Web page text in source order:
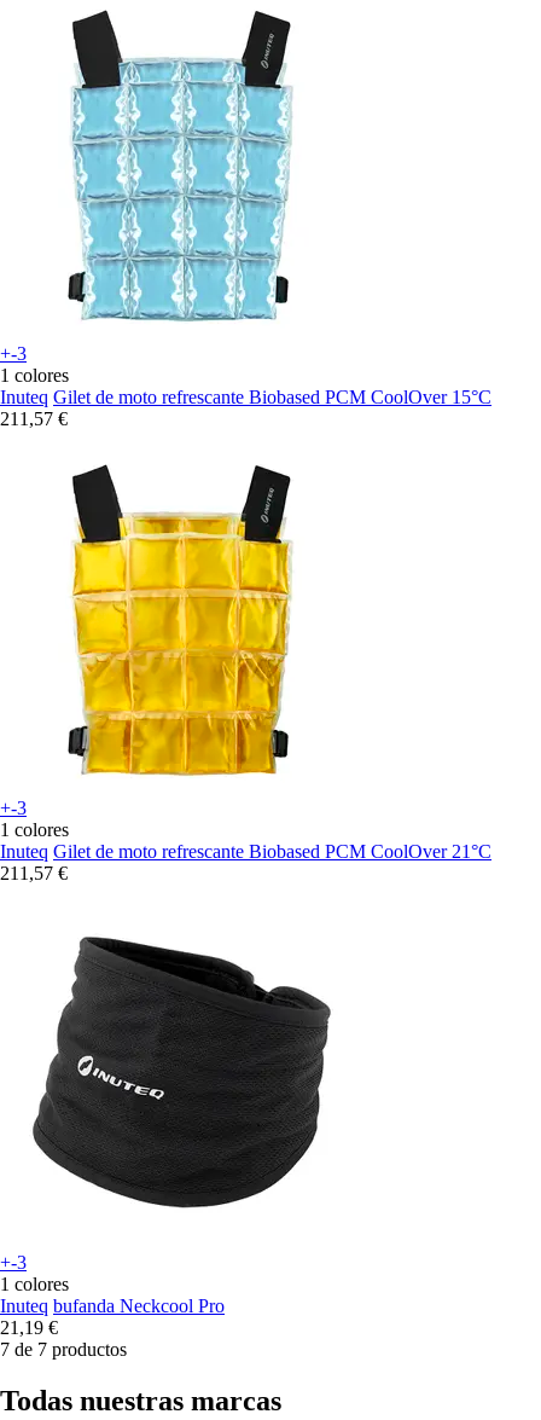
+-3
1 colores
Inuteq Gilet de moto refrescante Biobased PCM CoolOver 15°C
211,57 €
+-3
1 colores
Inuteq Gilet de moto refrescante Biobased PCM CoolOver 21°C
211,57 €
+-3
1 colores
Inuteq bufanda Neckcool Pro
21,19 €
7 de 7 productos
Todas nuestras marcas